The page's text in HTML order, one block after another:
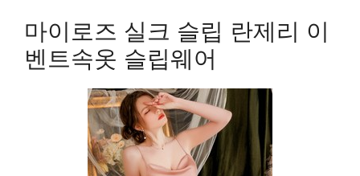
마이로즈 실크 슬립 란제리 이
벤트속옷 슬립웨어